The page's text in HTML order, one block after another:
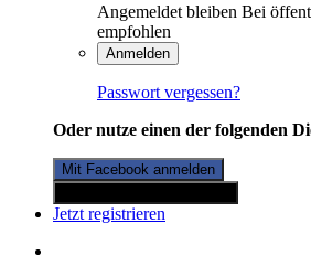
Angemeldet bleiben Bei
empfohlen
Anmelden
Passwort vergessen?
Oder nutze einen der folgenden
Mit Facebook anmelden
Jetzt registrieren